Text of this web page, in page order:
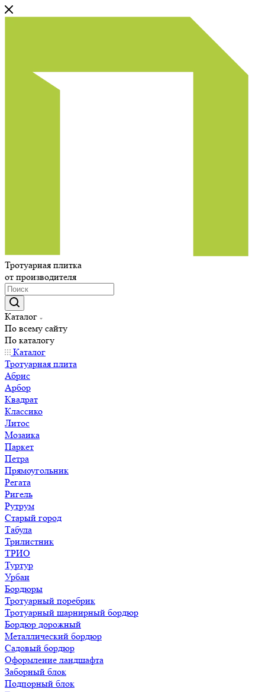
Тротуарная плитка
от производителя
Каталог
По всему сайту
По каталогу
Каталог
Тротуарная плита
Абрис
Арбор
Квадрат
Классико
Литос
Мозаика
Паркет
Петра
Прямоугольник
Регата
Ригель
Рутрум
Старый город
Табула
Трилистник
ТРИО
Туртур
Урбан
Бордюры
Тротуарный поребрик
Тротуарный шарнирный бордюр
Бордюр дорожный
Металлический бордюр
Садовый бордюр
Оформление ландшафта
Заборный блок
Подпорный блок